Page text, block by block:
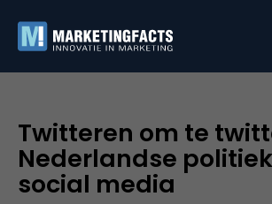
Twitteren om te
Nederlandse
social media